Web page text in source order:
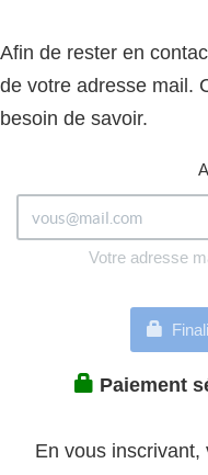
Afin de rester en
de votre adresse mail.
besoin de savoir.
Votre adresse
Paiement
En vous